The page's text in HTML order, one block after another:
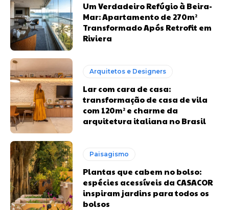
Um Verdadeiro Refúgio à Beira-
Mar: Apartamento de 270m²
Transformado Após Retrofit em
Riviera
Arquitetos e Designers
Lar com cara de casa:
transformação de casa de vila
com 120m² e charme da
arquitetura italiana no Brasil
Paisagismo
Plantas que cabem no bolso:
espécies acessíveis da CASACOR
inspiram jardins para todos os
bolsos